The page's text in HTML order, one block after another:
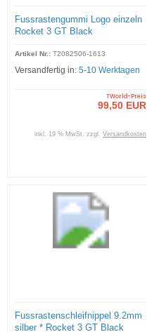
Fussrastengummi Logo einzeln
Rocket 3 GT Black
Artikel Nr.: T2082506-1613
Versandfertig in: 5-10 Werktagen
TWorld-Preis
99,50 EUR
inkl. 19 % MwSt. zzgl. Versandkosten
Fussrastenschleifnippel 9.2mm
silber * Rocket 3 GT Black